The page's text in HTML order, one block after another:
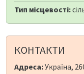
Тип місцевості:
КОНТАКТИ
Адреса:Україна,